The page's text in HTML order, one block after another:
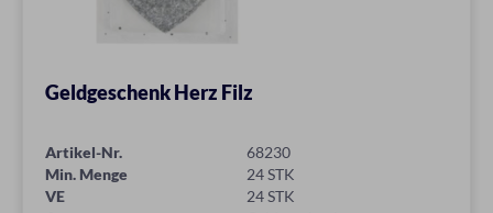
Geldgeschenk Herz Filz
Artikel-Nr.
68230
Min. Menge
24 STK
VE
24 STK